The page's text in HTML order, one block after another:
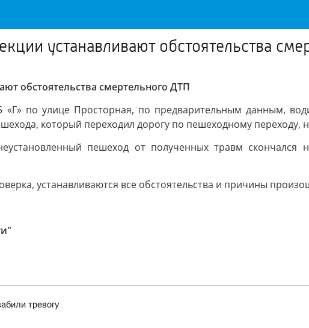
устанавливают обстоятельства
обстоятельства смертельного ДТП
по улице Просторная, по предварительным данным,
который переходил дорогу по пешеходному
пешеход от полученных травм
устанавливаются все обстоятельства и причины
тревогу